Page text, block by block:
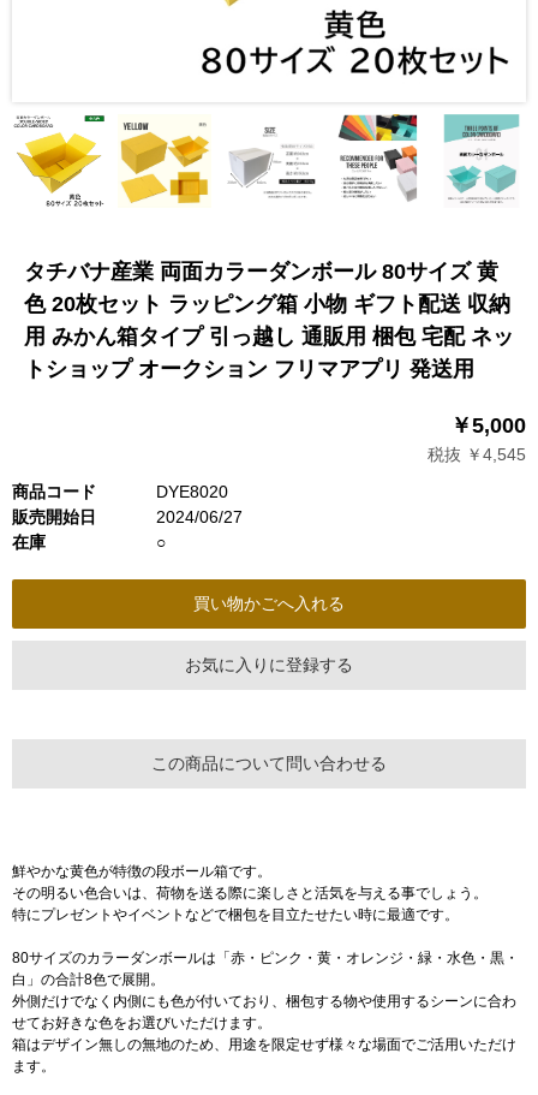
タチバナ産業 両面カラーダンボール 80サイズ 黄
色 20枚セット ラッピング箱 小物 ギフト配送 収納
用 みかん箱タイプ 引っ越し 通販用 梱包 宅配 ネッ
トショップ オークション フリマアプリ 発送用
￥5,000
税抜 ￥4,545
商品コード
DYE8020
販売開始日
2024/06/27
在庫
○
お気に入りに登録する
この商品について問い合わせる
鮮やかな黄色が特徴の段ボール箱です。
その明るい色合いは、荷物を送る際に楽しさと活気を与える事でしょう。
特にプレゼントやイベントなどで梱包を目立たせたい時に最適です。
80サイズのカラーダンボールは「赤・ピンク・黄・オレンジ・緑・水色・黒・
白」の合計8色で展開。
外側だけでなく内側にも色が付いており、梱包する物や使用するシーンに合わ
せてお好きな色をお選びいただけます。
箱はデザイン無しの無地のため、用途を限定せず様々な場面でご活用いただけ
ます。